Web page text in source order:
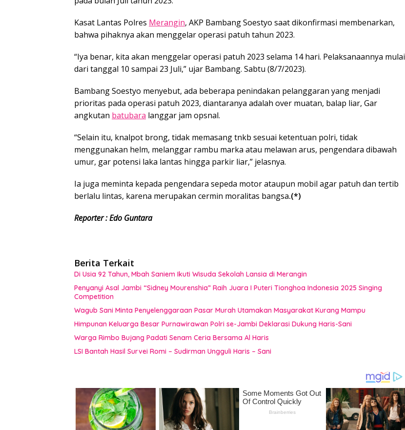
Kasat Lantas Polres Merangin, AKP Bambang Soestyo saat dikonfirmasi membenarkan,
bahwa pihaknya akan menggelar operasi patuh tahun 2023.
“Iya benar, kita akan menggelar operasi patuh 2023 selama 14 hari. Pelaksanaannya mulai
dari tanggal 10 sampai 23 Juli,” ujar Bambang. Sabtu (8/7/2023).
Bambang Soestyo menyebut, ada beberapa penindakan pelanggaran yang menjadi
prioritas pada operasi patuh 2023, diantaranya adalah over muatan, balap liar, Gar
angkutan batubara langgar jam opsnal.
“Selain itu, knalpot brong, tidak memasang tnkb sesuai ketentuan polri, tidak
menggunakan helm, melanggar rambu marka atau melawan arus, pengendara dibawah
umur, gar potensi laka lantas hingga parkir liar,” jelasnya.
Ia juga meminta kepada pengendara sepeda motor ataupun mobil agar patuh dan tertib
berlalu lintas, karena merupakan cermin moralitas bangsa.(*)
Reporter : Edo Guntara
Berita Terkait
Di Usia 92 Tahun, Mbah Saniem Ikuti Wisuda Sekolah Lansia di Merangin
Penyanyi Asal Jambi “Sidney Mourenshia” Raih Juara I Puteri Tionghoa Indonesia 2025 Singing
Competition
Wagub Sani Minta Penyelenggaraan Pasar Murah Utamakan Masyarakat Kurang Mampu
Himpunan Keluarga Besar Purnawirawan Polri se-Jambi Deklarasi Dukung Haris-Sani
Warga Rimbo Bujang Padati Senam Ceria Bersama Al Haris
LSI Bantah Hasil Survei Romi – Sudirman Ungguli Haris – Sani